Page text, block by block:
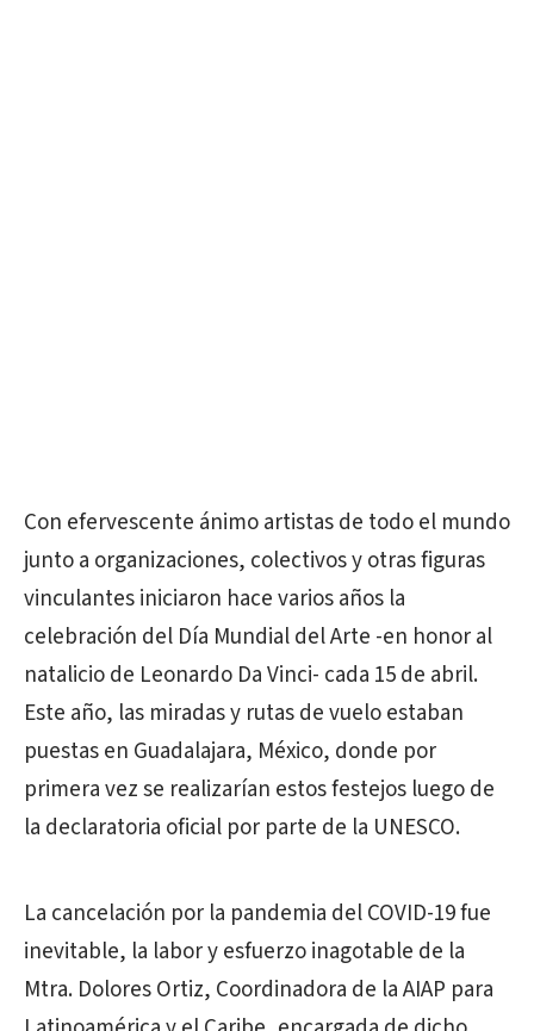
Con efervescente ánimo artistas de todo el mundo
junto a organizaciones, colectivos y otras figuras
vinculantes iniciaron hace varios años la
celebración del Día Mundial del Arte -en honor al
natalicio de Leonardo Da Vinci- cada 15 de abril.
Este año, las miradas y rutas de vuelo estaban
puestas en Guadalajara, México, donde por
primera vez se realizarían estos festejos luego de
la declaratoria oficial por parte de la UNESCO.
La cancelación por la pandemia del COVID-19 fue
inevitable, la labor y esfuerzo inagotable de la
Mtra. Dolores Ortiz, Coordinadora de la AIAP para